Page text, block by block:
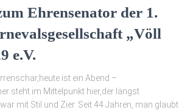
Ehrensenator der 1.
„Völl
e.V.
ist ein Abend –
steht im Mittelpunkt hier,der längst
mit Stil und Zier. Seit 44 Jahren, man glaubt